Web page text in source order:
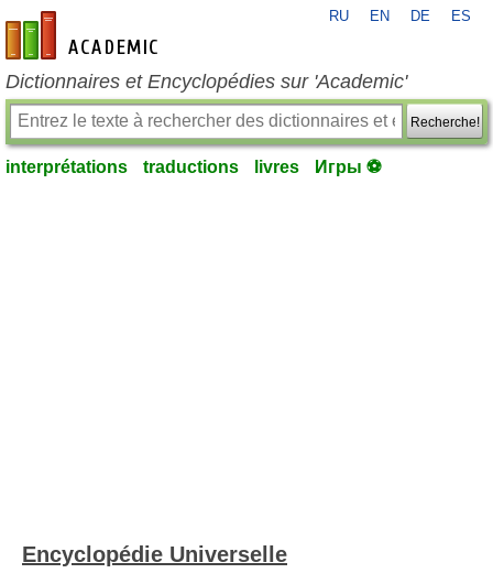
fr-academic.com
RU EN DE ES
Dictionnaires et Encyclopédies sur 'Academic'
Recherche!
interprétations traductions livres Игры ⚽
Encyclopédie Universelle